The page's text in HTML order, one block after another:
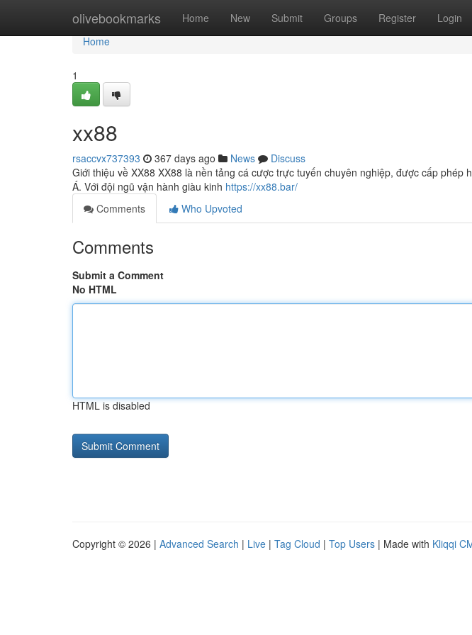
olivebookmarks Home New Submit Groups Register Login
Home
Home
1
xx88
rsaccvx737393 367 days ago News
Discuss
Giới thiệu về XX88 XX88 là nền tảng cá cược trực tuyến chuyên nghiệp, được cấp phép
Á. Với đội ngũ vận hành giàu kinh https://xx88.bar/
Comments
Who Upvoted
Comments
Submit a Comment
No HTML
HTML is disabled
Copyright © 2026 | Advanced Search | Live | Tag Cloud | Top Users | Made with Kliqqi